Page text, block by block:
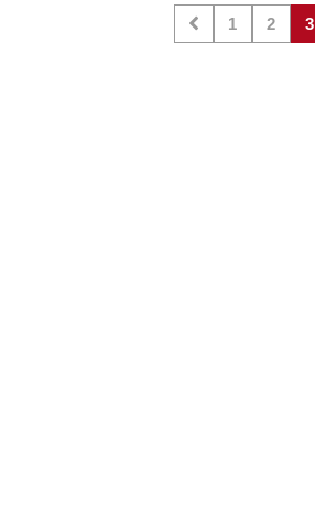
1 2 3